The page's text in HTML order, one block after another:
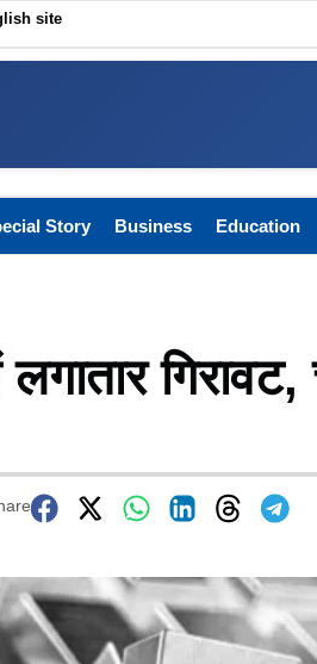
site
Story Business Education